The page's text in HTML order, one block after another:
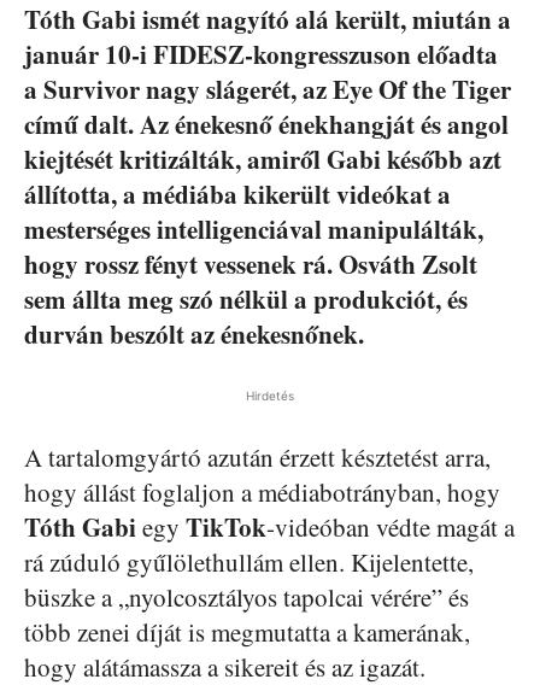
Tóth Gabi ismét nagyító alá került, miután a
január 10-i FIDESZ-kongresszuson előadta
a Survivor nagy slágerét, az Eye Of the Tiger
című dalt. Az énekesnő énekhangját és angol
kiejtését kritizálták, amiről Gabi később azt
állította, a médiába kikerült videókat a
mesterséges intelligenciával manipulálták,
hogy rossz fényt vessenek rá. Osváth Zsolt
sem állta meg szó nélkül a produkciót, és
durván beszólt az énekesnőnek.
Hirdetés
A tartalomgyártó azután érzett késztetést arra,
hogy állást foglaljon a médiabotrányban, hogy
Tóth Gabiegy TikTok-videóban védte magát a
rá zúduló gyűlölethullám ellen. Kijelentette,
büszke a „nyolcosztályos tapolcai vérére” és
több zenei díját is megmutatta a kamerának,
hogy alátámassza a sikereit és az igazát.